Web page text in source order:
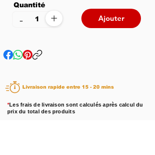
Quantité
+
- Ajouter
Livraison rapide entre 15 - 20 mins
*Les frais de livraison sont calculés après calcul du
prix du total des produits